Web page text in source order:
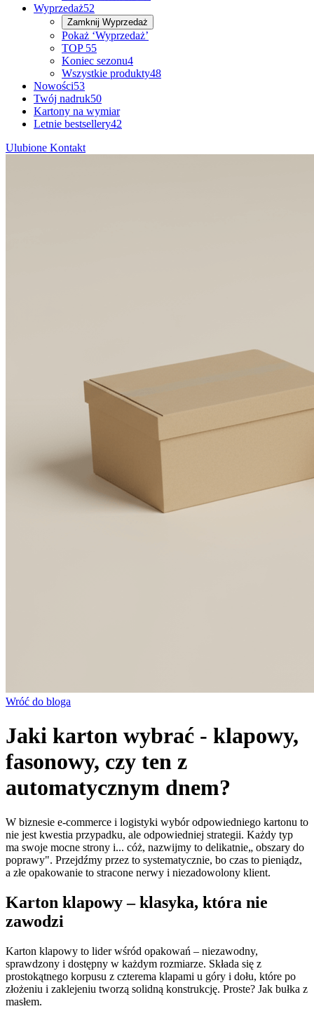
Wyprzedaż52
Zamknij Wyprzedaż
Pokaż ‘Wyprzedaż’
TOP 55
Koniec sezonu4
Wszystkie produkty48
Nowości53
Twój nadruk50
Kartony na wymiar
Letnie bestsellery42
Ulubione Kontakt
Wróć do bloga
Jaki karton wybrać - klapowy,
fasonowy, czy ten z
automatycznym dnem?
W biznesie e-commerce i logistyki wybór odpowiedniego kartonu to
nie jest kwestia przypadku, ale odpowiedniej strategii. Każdy typ
ma swoje mocne strony i... cóż, nazwijmy to delikatnie„ obszary do
poprawy". Przejdźmy przez to systematycznie, bo czas to pieniądz,
a złe opakowanie to stracone nerwy i niezadowolony klient.
Karton klapowy – klasyka, która nie
zawodzi
Karton klapowy to lider wśród opakowań – niezawodny,
sprawdzony i dostępny w każdym rozmiarze. Składa się z
prostokątnego korpusu z czterema klapami u góry i dołu, które po
złożeniu i zaklejeniu tworzą solidną konstrukcję. Proste? Jak bułka z
masłem.